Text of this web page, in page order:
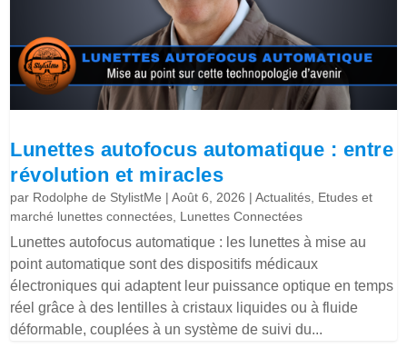
Lunettes autofocus automatique : entre
révolution et miracles
par Rodolphe de StylistMe |Août 6, 2026 |Actualités Etudes et
marché lunettes connectées Lunettes Connectées
Lunettes autofocus automatique : les lunettes à mise au
point automatique sont des dispositifs médicaux
électroniques qui adaptent leur puissance optique en temps
réel grâce à des lentilles à cristaux liquides ou à fluide
déformable, couplées à un système de suivi du...